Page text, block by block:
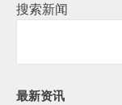
搜索新闻
最新资讯